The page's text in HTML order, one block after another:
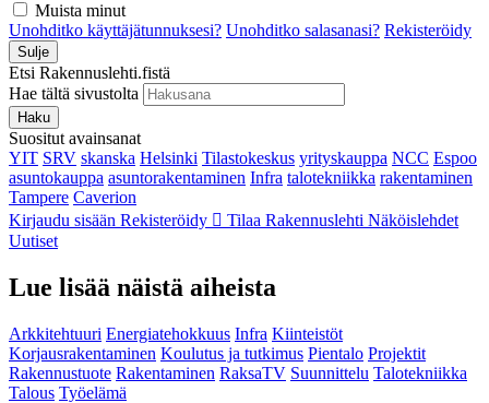
Muista minut
Unohditko käyttäjätunnuksesi? Unohditko salasanasi? Rekisteröidy
Sulje
Etsi Rakennuslehti.fistä
Hae tältä sivustolta
Haku
Suositut avainsanat
YIT SRV skanska Helsinki Tilastokeskus yrityskauppa NCC Espoo
asuntokauppa asuntorakentaminen Infra talotekniikka rakentaminen
Tampere Caverion
Kirjaudu sisään Rekisteröidy Tilaa Rakennuslehti Näköislehdet
Uutiset
Lue lisää näistä aiheista
Arkkitehtuuri Energiatehokkuus Infra Kiinteistöt
Korjausrakentaminen Koulutus ja tutkimus Pientalo Projektit
Rakennustuote Rakentaminen RaksaTV Suunnittelu Talotekniikka
Talous Työelämä